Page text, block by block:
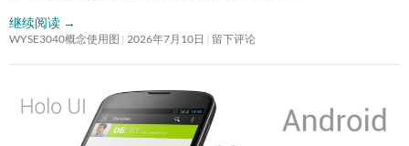
继续阅读 →
WYSE3040概念使用图 2026年7月10日 留下评论